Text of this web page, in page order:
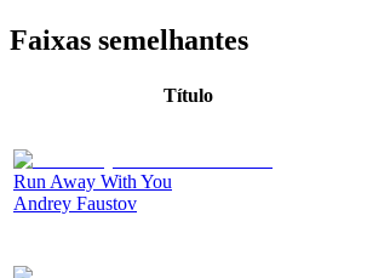
Faixas semelhantes
Título
Run Away With You
Andrey Faustov